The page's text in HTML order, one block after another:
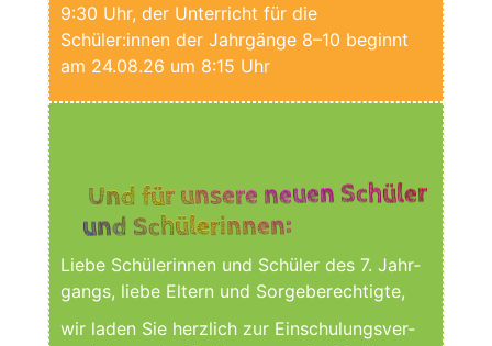
9:30 Uhr, der Unter­richt für die
Schüler:innen der Jahr­gän­ge 8–10 beginnt
am 24.08.26 um 8:15 Uhr
Und für unsere neuen Schüler
und Schülerinnen:
Lie­be Schü­le­rin­nen und Schü­ler des 7. Jahr­
gangs, lie­be Eltern und Sorgeberechtigte,
wir laden Sie herz­lich zur Ein­schu­lungs­ver­